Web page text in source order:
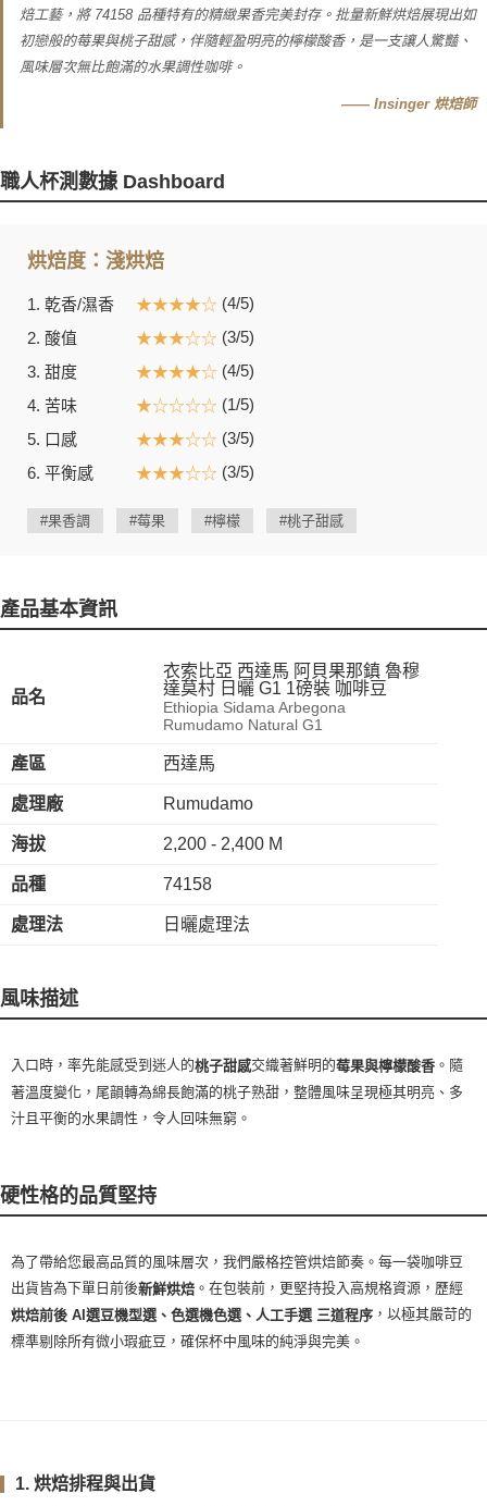
焙工藝，將 74158 品種特有的精緻果香完美封存。批量新鮮烘焙展現出如
初戀般的莓果與桃子甜感，伴隨輕盈明亮的檸檬酸香，是一支讓人驚豔、
風味層次無比飽滿的水果調性咖啡。
—— Insinger 烘焙師
職人杯測數據 Dashboard
烘焙度：淺烘焙
1. 乾香/濕香 ★★★★☆ (4/5)
2. 酸值
★★★☆☆ (3/5)
3. 甜度
★★★★☆ (4/5)
4. 苦味
★☆☆☆☆ (1/5)
5. 口感
★★★☆☆ (3/5)
6. 平衡感
★★★☆☆ (3/5)
#果香調 #莓果 #檸檬 #桃子甜感
產品基本資訊
品名
衣索比亞 西達馬 阿貝果那鎮 魯穆
達莫村 日曬 G1 1磅裝 咖啡豆
Ethiopia Sidama Arbegona
Rumudamo Natural G1
產區 西達馬
處理廠 Rumudamo
海拔 2,200 - 2,400 M
品種 74158
處理法 日曬處理法
風味描述
入口時，率先能感受到迷人的桃子甜感交織著鮮明的莓果與檸檬酸香 。隨
著溫度變化，尾韻轉為綿長飽滿的桃子熟甜，整體風味呈現極其明亮、多
汁且平衡的水果調性，令人回味無窮。
硬性格的品質堅持
為了帶給您最高品質的風味層次，我們嚴格控管烘焙節奏。每一袋咖啡豆
出貨皆為下單日前後新鮮烘焙 。在包裝前，更堅持投入高規格資源，歷經
烘焙前後 AI選豆機型選、色選機色選、人工手選 三道程序 ，以極其嚴苛的
標準剔除所有微小瑕疵豆，確保杯中風味的純淨與完美。
1. 烘焙排程與出貨